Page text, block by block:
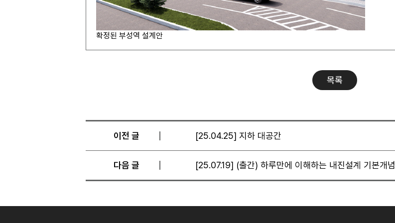
확정된 부성역 설계안
목록
이전 글 [25.04.25] 지하 대공간
다음 글 [25.07.19] (출간) 하루만에 이해하는 내진설계 기본개념